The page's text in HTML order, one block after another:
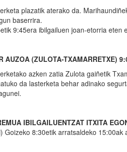
plazatik aterako da.
baserrira.
9:45era ibilgailuen joan-etorria eten
AUZOA (ZULOTA-TXAMARRETXE)
azken zatia Zulota gaiñetik
da lasterketa behar adinako
IBILGAILUENTZAT ITXITA
Goizeko 8:30etik arratsaldeko 15:00ak